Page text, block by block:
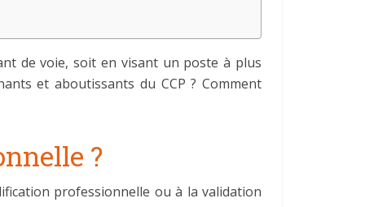
de voie, soit en visant un poste à plus
et aboutissants du CCP ? Comment
?
professionnelle ou à la validation